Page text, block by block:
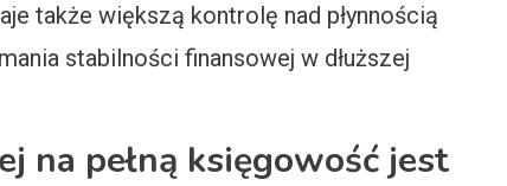
także większą kontrolę nad płynnością
stabilności finansowej w dłuższej
na pełną księgowość jest